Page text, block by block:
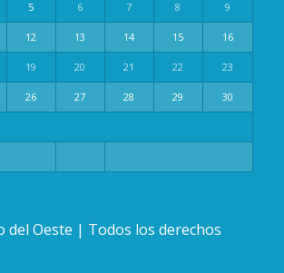
5 6 7 8 9
12 13 14 15 16
19 20 21 22 23
26 27 28 29 30
del Oeste | Todos los derechos